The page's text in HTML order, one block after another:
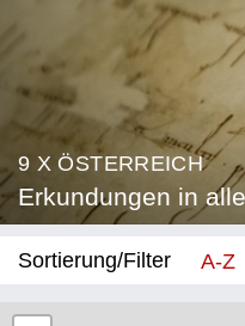
9 X ÖSTERREICH
Erkundungen in
Sortierung/Filter
A-Z